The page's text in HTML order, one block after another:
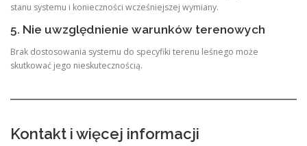
stanu systemu i konieczności wcześniejszej wymiany.
5. Nie uwzględnienie warunków terenowych
Brak dostosowania systemu do specyfiki terenu leśnego może
skutkować jego nieskutecznością.
Kontakt i więcej informacji